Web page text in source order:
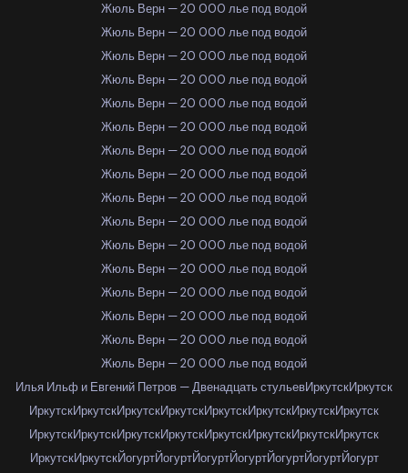
Жюль Верн — 20 000 лье под водой
Жюль Верн — 20 000 лье под водой
Жюль Верн — 20 000 лье под водой
Жюль Верн — 20 000 лье под водой
Жюль Верн — 20 000 лье под водой
Жюль Верн — 20 000 лье под водой
Жюль Верн — 20 000 лье под водой
Жюль Верн — 20 000 лье под водой
Жюль Верн — 20 000 лье под водой
Жюль Верн — 20 000 лье под водой
Жюль Верн — 20 000 лье под водой
Жюль Верн — 20 000 лье под водой
Жюль Верн — 20 000 лье под водой
Жюль Верн — 20 000 лье под водой
Жюль Верн — 20 000 лье под водой
Жюль Верн — 20 000 лье под водой
Илья Ильф и Евгений Петров — Двенадцать стульевИркутскИркутск
ИркутскИркутскИркутскИркутскИркутскИркутскИркутскИркутск
ИркутскИркутскИркутскИркутскИркутскИркутскИркутскИркутск
ИркутскИркутскЙогуртЙогуртЙогуртЙогуртЙогуртЙогуртЙогурт